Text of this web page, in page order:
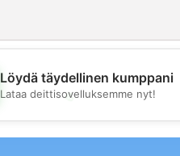
💖
Löydä täydellinen kumppani
Lataa deittisovelluksemme nyt!